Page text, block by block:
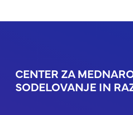
CENTER ZA
SODELOVANJE IN